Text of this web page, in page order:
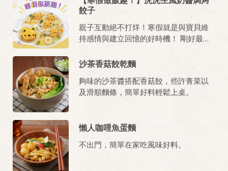
餃子
親子互動絕不打烊！寒假就是與寶貝維
持感情與建立回憶的好時機！ 剛好最近
吧 一起做飯、一起享用，絕對是與寶貝
的最美好回憶～ 趕緊來看看這道小朋友
都好喜歡的《虎虎生風奶醬焗烤餃子》
怎麼做吧！
沙茶香菇餃乾麵
夠味的沙茶醬搭配香菇餃，些許青菜以
及滑順麵條，簡單好料輕鬆上桌。
懶人咖哩魚蛋麵
不出門，簡單在家吃風味好料。